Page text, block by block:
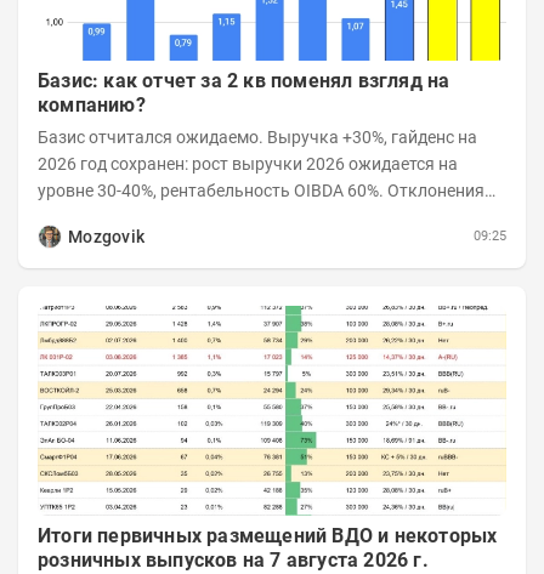
Базис: как отчет за 2 кв поменял взгляд на
компанию?
Базис отчитался ожидаемо. Выручка +30%, гайденс на
2026 год сохранен: рост выручки 2026 ожидается на
уровне 30-40%, рентабельность OIBDA 60%. Отклонения
Mozgovik
09:25
Итоги первичных размещений ВДО и некоторых
розничных выпусков на 7 августа 2026 г.